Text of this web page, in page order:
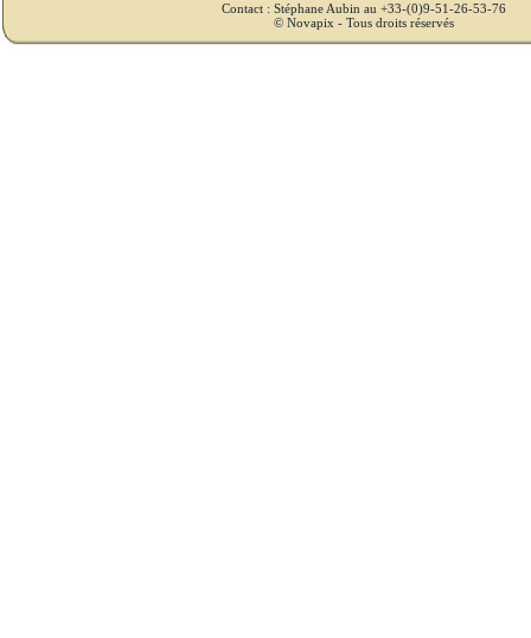
Contact : Stéphane Aubin au +33-(0)9-51-26-53-76
© Novapix - Tous droits réservés